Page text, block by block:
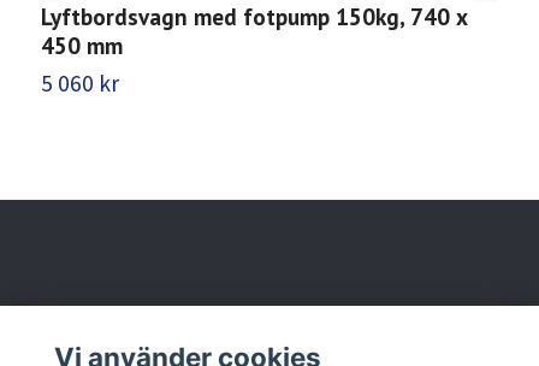
Lyftbordsvagn med fotpump 150kg, 740 x
450 mm
5 060 kr
Vi använder cookies